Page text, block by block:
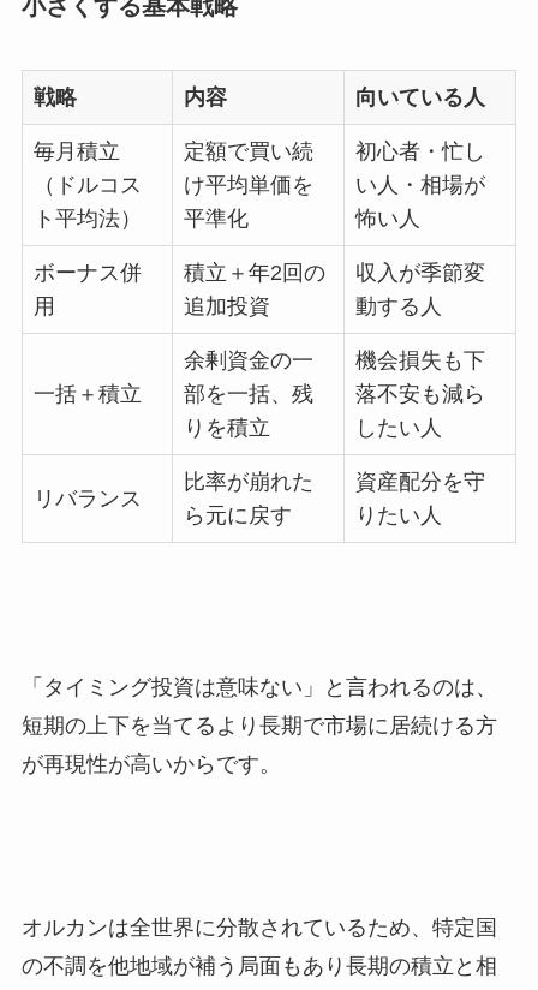
小さくする基本戦略
戦略 内容 向いている人
毎月積立
（ドルコス
ト平均法）
定額で買い続
け平均単価を
平準化
初心者・忙し
い人・相場が
怖い人
ボーナス併
用
積立＋年2回の
追加投資
収入が季節変
動する人
一括＋積立
余剰資金の一
部を一括、残
りを積立
機会損失も下
落不安も減ら
したい人
リバランス
比率が崩れた
ら元に戻す
資産配分を守
りたい人
「タイミング投資は意味ない」と言われるのは、
短期の上下を当てるより長期で市場に居続ける方
が再現性が高いからです。
オルカンは全世界に分散されているため、特定国
の不調を他地域が補う局面もあり長期の積立と相